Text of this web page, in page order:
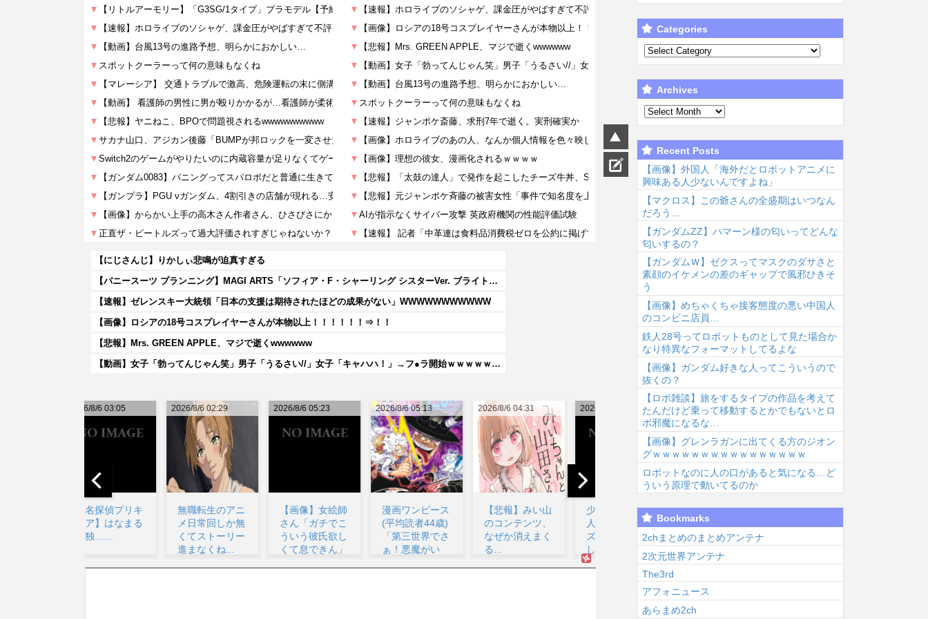
【にじさんじ】りかしぃ悲鳴が迫真すぎる
【バニースーツ プランニング】MAGI ARTS「ソフィア・F・シャーリング シスターVer. ブライトエディション」フィギュア【彩色原型公開・画像追加】
【速報】ゼレンスキー大統領「日本の支援は期待されたほどの成果がない」WWWWWWWWWWW
【画像】ロシアの18号コスプレイヤーさんが本物以上！！！！！！⇒！！
【悲報】Mrs. GREEN APPLE、マジで逝くwwwwww
【動画】女子「勃ってんじゃん笑」男子「うるさい//」女子「キャハハ！」→フ●ラ開始ｗｗｗｗｗｗｗｗｗｗ
2026/8/6 05:23
【画像】女絵師
さん「ガチでこ
ういう彼氏欲し
くて息できん」
2026/8/6 05:13
漫画ワンピース
(平均読者44歳)
「第三世界でさ
ぁ！悪魔がい
2026/8/6 04:31
【悲報】みい山
のコンテンツ、
なぜか消えまく
る...
2026/8/6 04:11
少年ジャンプの
人気マンガグッ
ズを“大量注文
2026/8/6 03:31
【令和最新版】
早見沙織(35)x
東山奈央(34)、
同級生2...
2026/8/6 03:20
声優のデビュー
されると良い気
がしない奴【ラ
ブラ...
2026/8/6 03:09
なぜDLCは昔ほ
れなくなったの
か...
2026/8/6 02:29
無職転生のアニ
メ日常回しか無
Categories
Archives
Recent Posts
【画像】外国人「海外だとロボットアニメに
興味ある人少ないんですよね」
【マクロス】この爺さんの全盛期はいつなん
だろう…
【ガンダムΖΖ】ハマーン様の匂いってどんな
匂いするの？
【ガンダムＷ】ゼクスってマスクのダサさと
素顔のイケメンの差のギャップで風邪ひきそ
う
【画像】めちゃくちゃ接客態度の悪い中国人
のコンビニ店員…
鉄人28号ってロボットものとして見た場合か
なり特異なフォーマットしてるよな
【画像】ガンダム好きな人ってこういうので
抜くの？
【ロボ雑談】旅をするタイプの作品を考えて
たんだけど乗って移動するとかでもないとロ
ボ邪魔になるな…
【画像】グレンラガンに出てくる方のジオン
グｗｗｗｗｗｗｗｗｗｗｗｗｗｗｗｗ
ロボットなのに人の口があると気になる…ど
ういう原理で動いてるのか
Bookmarks
2chまとめのまとめアンテナ
2次元世界アンテナ
The3rd
アフォニュース
あらまめ2ch